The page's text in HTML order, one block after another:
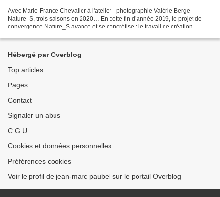
Avec Marie-France Chevalier à l'atelier - photographie Valérie Berge
Nature_S, trois saisons en 2020… En cette fin d’année 2019, le projet de
convergence Nature_S avance et se concrétise : le travail de création
Hébergé par Overblog
Top articles
Pages
Contact
Signaler un abus
C.G.U.
Cookies et données personnelles
Préférences cookies
Voir le profil de jean-marc paubel sur le portail Overblog